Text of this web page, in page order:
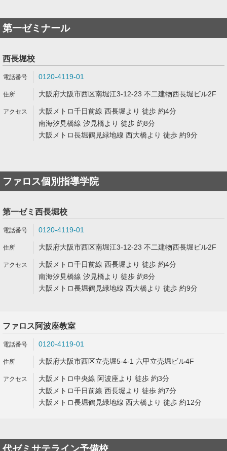
第一ゼミナール
西長堀校
0120-4119-01
大阪府大阪市西区南堀江3-12-23 不二建物西長堀ビル2F
大阪メトロ千日前線 西長堀より 徒歩 約4分
南海汐見橋線 汐見橋より 徒歩 約8分
大阪メトロ長堀鶴見緑地線 西大橋より 徒歩 約9分
ファロス個別指導学院
第一ゼミ西長堀校
0120-4119-01
大阪府大阪市西区南堀江3-12-23 不二建物西長堀ビル2F
大阪メトロ千日前線 西長堀より 徒歩 約4分
南海汐見橋線 汐見橋より 徒歩 約8分
大阪メトロ長堀鶴見緑地線 西大橋より 徒歩 約9分
ファロス阿波座教室
0120-4119-01
大阪府大阪市西区立売堀5-4-1 六甲立売堀ビル4F
大阪メトロ中央線 阿波座より 徒歩 約3分
大阪メトロ千日前線 西長堀より 徒歩 約7分
大阪メトロ長堀鶴見緑地線 西大橋より 徒歩 約12分
代ゼミサテライン予備校